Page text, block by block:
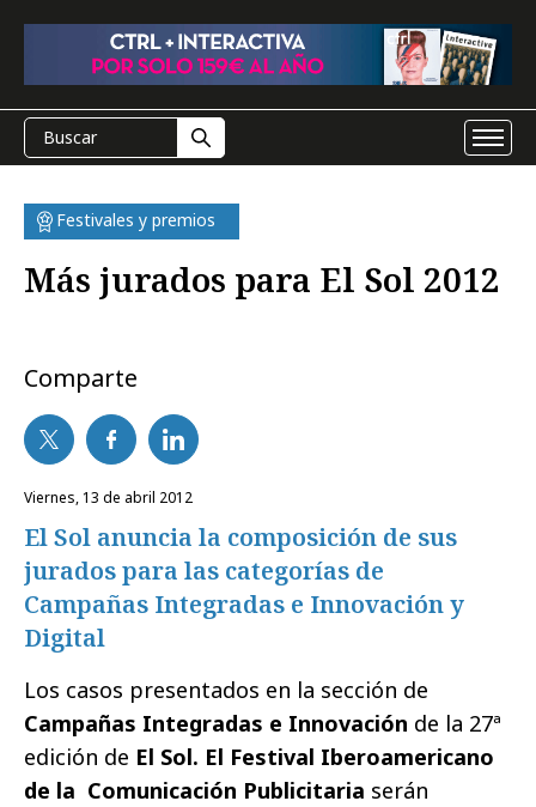
Festivales y premios
Más jurados para El Sol 2012
Comparte
viernes, 13 de abril 2012
El Sol anuncia la composición de sus
jurados para las categorías de
Campañas Integradas e Innovación y
Digital
Los casos presentados en la sección de
Campañas Integradas e Innovación de la 27ª
edición de El Sol. El Festival Iberoamericano
de la Comunicación Publicitaria serán